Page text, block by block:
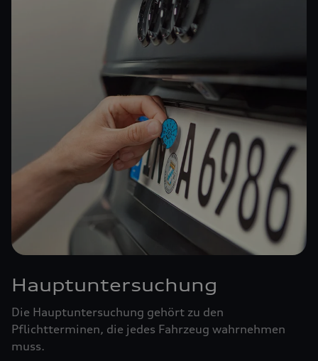
Hauptuntersuchung
Die Hauptuntersuchung gehört zu den
Pflichtterminen, die jedes Fahrzeug wahrnehmen
muss.